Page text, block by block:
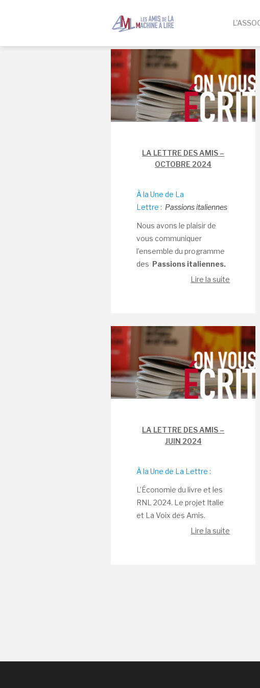
LA LETTRE DES AMIS –
OCTOBRE 2024
À la Une de La
Lettre : Passions italiennes
Nous avons le plaisir de
vous communiquer
l’ensemble du programme
des Passions italiennes.
Lire la suite
LA LETTRE DES AMIS –
JUIN 2024
À la Une de La Lettre :
L’Économie du livre et les
RNL 2024. Le projet Italie
et La Voix des Amis.
Lire la suite